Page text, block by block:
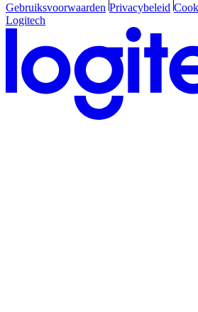
Gebruiksvoorwaarden Privacybeleid
Logitech